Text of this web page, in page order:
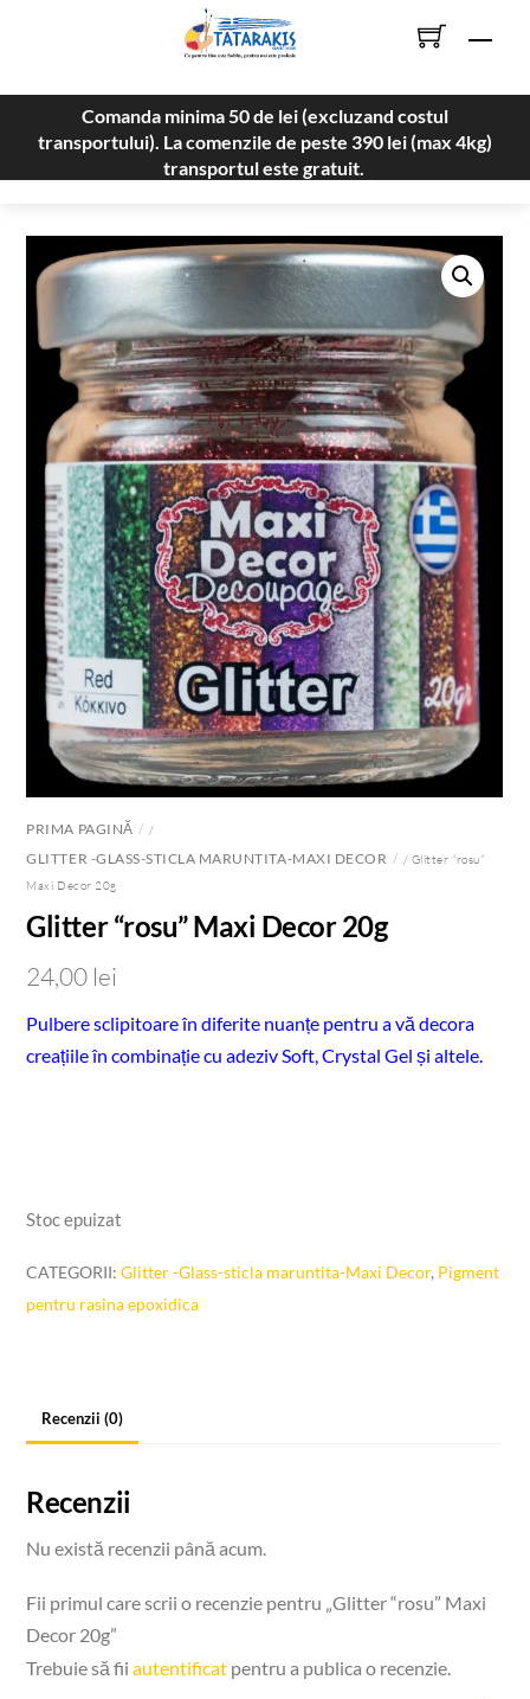
Comanda minima 50 de lei (excluzand costul
transportului). La comenzile de peste 390 lei (max 4kg)
transportul este gratuit.
PRIMA PAGINĂ /
GLITTER -GLASS-STICLA MARUNTITA-MAXI DECOR
/ Glitter “rosu”
Maxi Decor 20g
Glitter “rosu” Maxi Decor 20g
24,00 lei
Pulbere sclipitoare în diferite nuanțe pentru a vă decora
creațiile în combinație cu adeziv Soft, Crystal Gel și altele.
Stoc epuizat
CATEGORII:Glitter -Glass-sticla maruntita-Maxi Decor, Pigment
pentru rasina epoxidica
Recenzii (0)
Recenzii
Nu există recenzii până acum.
Fii primul care scrii o recenzie pentru „Glitter “rosu” Maxi
Decor 20g”
Trebuie să fiiautentificat pentru a publica o recenzie.